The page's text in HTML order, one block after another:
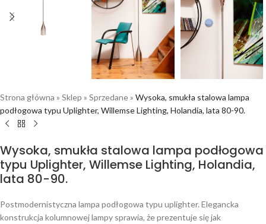
Strona główna » Sklep » Sprzedane» Wysoka, smukła stalowa lampa
podłogowa typu Uplighter, Willemse Lighting, Holandia, lata 80-90.
Wysoka, smukła stalowa lampa podłogowa
typu Uplighter, Willemse Lighting, Holandia,
lata 80-90.
Postmodernistyczna lampa podłogowa typu uplighter. Elegancka
konstrukcja kolumnowej lampy sprawia, że prezentuje się jak